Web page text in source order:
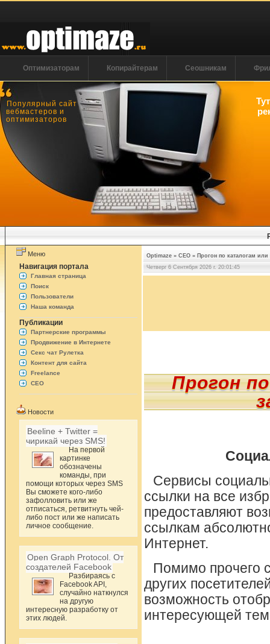
Оптимизаторам Копирайтерам Сеошникам
Популярный сайт
вебмастеров и
оптимизаторов
Меню
Навигация портала
Главная страница
Поиск
Пользователи
Наша команда
Публикации
Партнерские программы
Продвижение в Интернете
Секс чат Рулетка
Контент для сайта
Freelance
СЕО
Новости
Beeline + Twitter =
чирикай через SMS!
На первой
картинке
обозначены
команды, при
помощи которых через SMS
Вы сможете кого-либо
зафолловить или же
отписаться, ретвитнуть чей-
либо пост или же написать
личное сообщение.
Open Graph Protocol. От
создателей Facebook
Разбираясь с
Facebook API,
случайно наткнулся
на другую
интересную разработку от
этих людей.
Optimaze » СЕО » Прогон по каталогам
Четверг 6 Сентября 2026 г. 20:01:46
Прогон
Сервисы
ссылки на все
предоставляют
ссылкам
Интернет.
Помимо прочего
других
возможность
интересующей